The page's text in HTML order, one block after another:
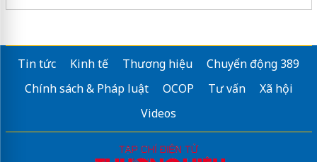
Tin tức Kinh tế Thương hiệu
Chuyển động 389
Chính sách & Pháp luật
OCOP Tư vấn
Xã hội
Videos